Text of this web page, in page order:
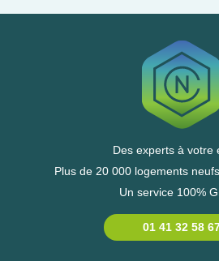
Des experts à votre
Plus de 20 000 logements
Un service 100%
01 41 32 58